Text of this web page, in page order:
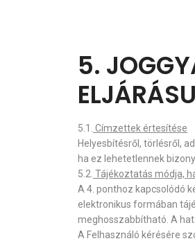
5.
5.1.
Címzettek értesítése
Helyesbítésről, törlésről,
ha ez lehetetlennek
5.2. Tájékoztatás módja,
A 4. ponthoz kapcsolódó
elektronikus formában
meghosszabbítható. A
A Felhasználó kérésére